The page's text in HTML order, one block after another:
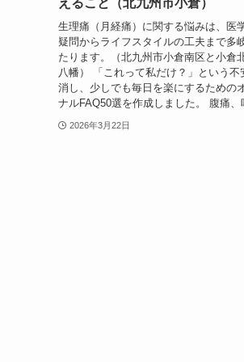
えること（北九州市小倉）
生理痛（月経痛）に関する悩みは、医
疑問からライフスタイルの工夫まで多
たります。（北九州市小倉南区と小倉北
八幡） 「これって私だけ？」という不
消し、少しでも毎日を楽にするための
ナルFAQ50選を作成しました。 腹痛、
2026年3月22日